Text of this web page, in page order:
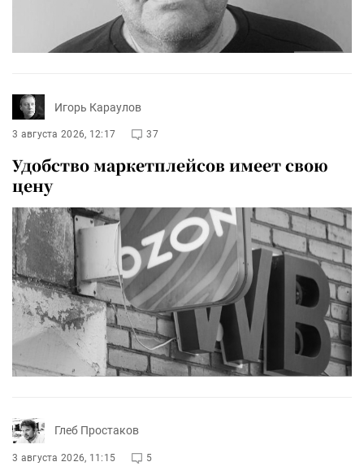
Игорь Караулов
3 августа 2026, 12:17 37
Удобство маркетплейсов имеет свою
цену
Глеб Простаков
3 августа 2026, 11:15 5